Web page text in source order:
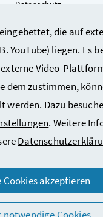
die auf
YouTube) liegen. Es
Video-
dem zustimmen,
werden. Dazu
. Weitere
Cookies akzeptieren
Datenschutz
Sitemap
Cookie-Einstellungen
für Arbeit,
und Konsumentenschutz